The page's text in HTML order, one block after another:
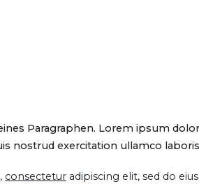
Paragraphen. Lorem ipsum
nostrud exercitation ullamco
consectetur adipiscing elit, sed do